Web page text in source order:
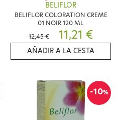
BELIFLOR
BELIFLOR COLORATION CREME
01 NOIR 120 ML
12,45 €
11,21 €
AÑADIR A LA CESTA
-10%